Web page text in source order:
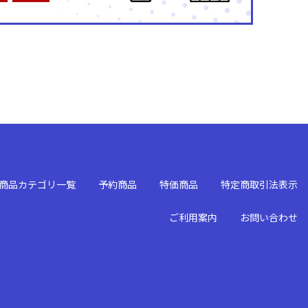
商品カテゴリ一覧 予約商品 特価商品 特定商取引法表示
ご利用案内 お問い合わせ